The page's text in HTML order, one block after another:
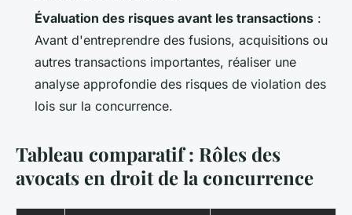
Évaluation des risques avant les transactions :
Avant d'entreprendre des fusions, acquisitions ou
autres transactions importantes, réaliser une
analyse approfondie des risques de violation des
lois sur la concurrence.
Tableau comparatif : Rôles des
avocats en droit de la concurrence